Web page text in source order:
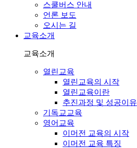
스쿨버스 안내
언론 보도
오시는 길
교육소개
교육소개
열린교육
열린교육의 시작
열린교육이란
추진과정 및 성공이유
기독교교육
영어교육
이머전 교육의 시작
이머전 교육 특징